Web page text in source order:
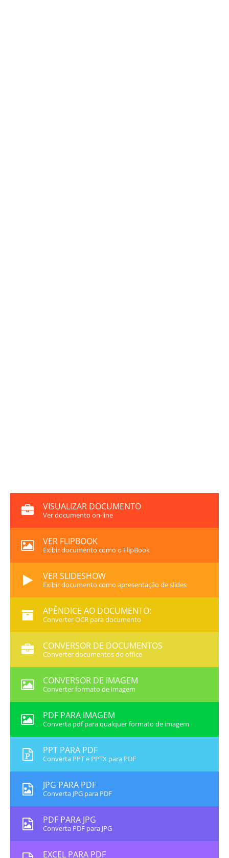
VISUALIZAR DOCUMENTO
Ver documento on-line
VER FLIPBOOK
Exibir documento como o FlipBook
VER SLIDESHOW
Exibir documento como apresentação de slides
APÊNDICE AO DOCUMENTO:
Converter OCR para documento
CONVERSOR DE DOCUMENTOS
Converter documentos do office
CONVERSOR DE IMAGEM
Converter formato de imagem
PDF PARA IMAGEM
Converta pdf para qualquer formato de imagem
PPT PARA PDF
Converta PPT e PPTX para PDF
JPG PARA PDF
Converta JPG para PDF
PDF PARA JPG
Converta PDF para JPG
EXCEL PARA PDF